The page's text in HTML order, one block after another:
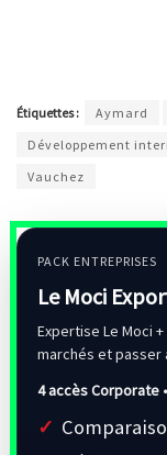
Étiquettes : Aymard
Développement
Vauchez
PACK ENTREPRISES
Le Moci
Expertise Le Moci
marchés et passer
4 accès Corporate